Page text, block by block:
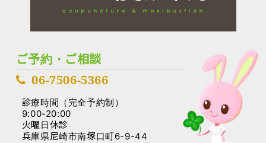
ご予約・ご相談
06-7506-5366
診療時間（完全予約制）
9:00-20:00
火曜日休診
兵庫県尼崎市南塚口町6-9-44